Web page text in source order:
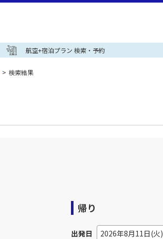
航空+宿泊プラン 検索・予約
> 検索結果
帰り
出発日 2026年8月11日(火)